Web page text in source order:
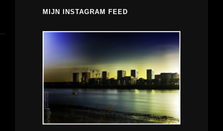
MIJN INSTAGRAM FEED